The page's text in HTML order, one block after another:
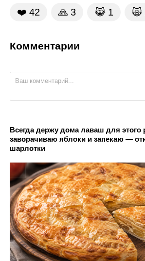
❤️ 42 🙏 3 😹 1 🙀
Комментарии
Всегда держу дома лаваш для этого
заворачиваю яблоки и запекаю —
шарлотки